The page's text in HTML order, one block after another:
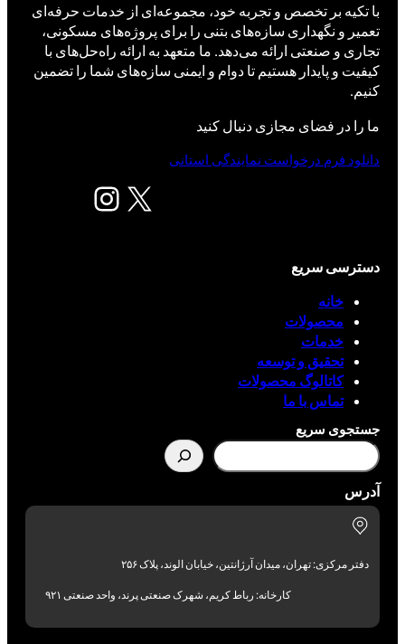
با تکیه بر تخصص و تجربه خود، مجموعه‌ای از خدمات حرفه‌ای
تعمیر و نگهداری سازه‌های بتنی را برای پروژه‌های مسکونی،
تجاری و صنعتی ارائه می‌دهد. ما متعهد به ارائه راه‌حل‌های با
کیفیت و پایدار هستیم تا دوام و ایمنی سازه‌های شما را تضمین
کنیم.
ما را در فضای مجازی دنبال کنید
X اینستاگرم
دانلود فرم درخواست نمایندگی استانی
دسترسی سریع
خانه
محصولات
خدمات
تحقیق و توسعه
کاتالوگ محصولات
تماس با ما
جستجوی سریع
آدرس
دفتر مرکزی: تهران، میدان آرژانتین، خیابان الوند، پلاک ۲۵۶
کارخانه: رباط کریم، شهرک صنعتی پرند، واحد صنعتی ۹۲۱